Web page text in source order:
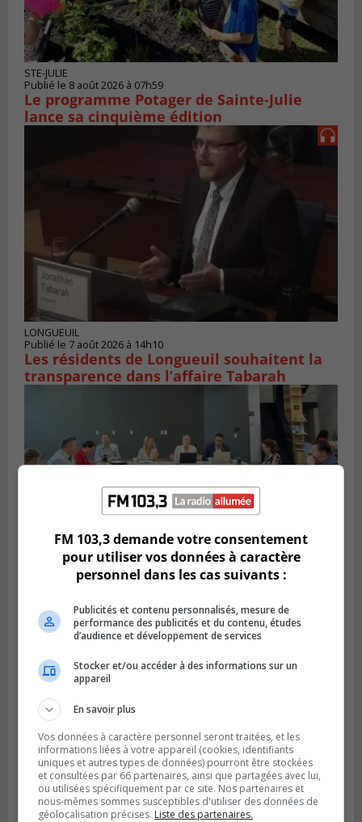
STE-JULIE
Publié le 8 août 2026 à 07h59
Le programme Potager de Sainte-Julie
lance sa cinquième édition
LONGUEUIL
Publié le 7 août 2026 à 14h10
Les résidents de Longueuil souhaitent la
transparence dans l’affaire Tabarah
La CCIVRR veut revitaliser le terrain de
Northvolt
FM 103,3 demande votre consentement
pour utiliser vos données à caractère
personnel dans les cas suivants :
Publicités et contenu personnalisés, mesure de
performance des publicités et du contenu, études
d’audience et développement de services
Stocker et/ou accéder à des informations sur un
appareil
En savoir plus
Vos données à caractère personnel seront traitées, et les
informations liées à votre appareil (cookies, identifiants
uniques et autres types de données) pourront être stockées
et consultées par 66 partenaires, ainsi que partagées avec lui,
ou utilisées spécifiquement par ce site. Nos partenaires et
nous-mêmes sommes susceptibles d'utiliser des données de
géolocalisation précises. Liste des partenaires.